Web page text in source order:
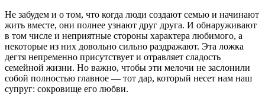
Не забудем и о том, что когда люди создают семью и начинают
жить вместе, они полнее узнают друг друга. И обнаруживают
в том числе и неприятные стороны характера любимого, а
некоторые из них довольно сильно раздражают. Эта ложка
дегтя непременно присутствует и отравляет сладость
семейной жизни. Но важно, чтобы эти мелочи не заслонили
собой полностью главное — тот дар, который несет нам наш
супруг: сокровище его любви.